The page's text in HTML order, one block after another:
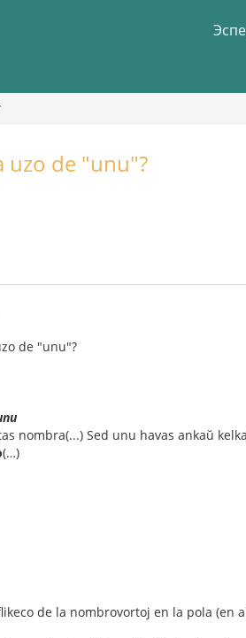
uzo de "unu"?
de "unu"?
nombra(...) Sed unu havas ankaŭ
(…)
de la nombrovortoj en la pola (en